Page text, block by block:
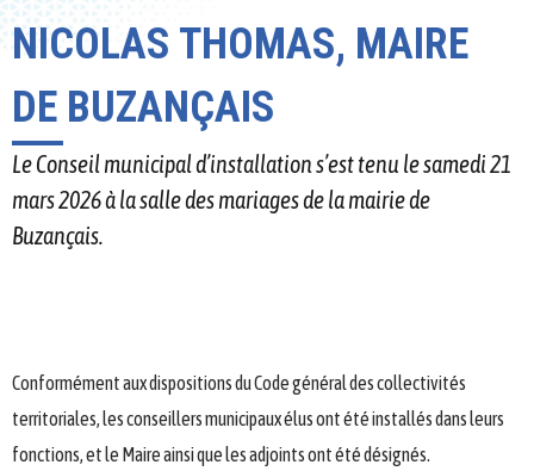
NICOLAS THOMAS, MAIRE
DE BUZANÇAIS
Le Conseil municipal d’installation s’est tenu le samedi 21
mars 2026 à la salle des mariages de la mairie de
Buzançais.
Conformément aux dispositions du Code général des collectivités
territoriales, les conseillers municipaux élus ont été installés dans leurs
fonctions, et le Maire ainsi que les adjoints ont été désignés.